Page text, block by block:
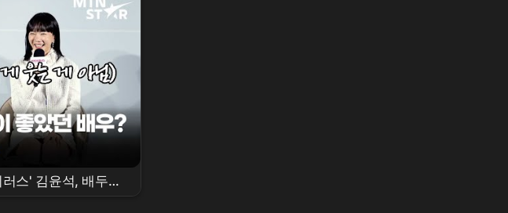
스' 김윤석, 배두나
Na / MTN STAR